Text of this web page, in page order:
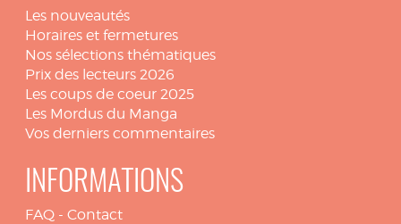
Les nouveautés
Horaires et fermetures
Nos sélections thématiques
Prix des lecteurs 2026
Les coups de coeur 2025
Les Mordus du Manga
Vos derniers commentaires
INFORMATIONS
FAQ - Contact